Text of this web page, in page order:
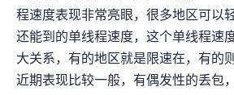
程速度表现非常亮眼，很多地区可以轻松跑
还能到800Mbps的单线程速度，这个单线
大关系，有的地区就是限速在200Mbps，有的
近期表现比较一般，有偶发性的丢包